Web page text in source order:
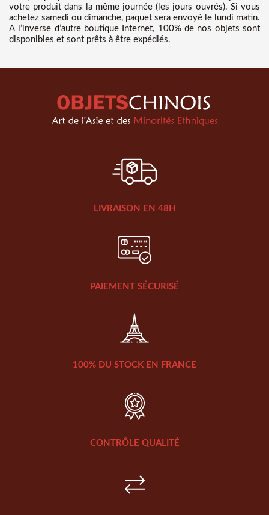
votre produit dans la même journée (les jours ouvrés). Si vous
achetez samedi ou dimanche, paquet sera envoyé le lundi matin.
A l’inverse d’autre boutique Internet, 100% de nos objets sont
disponibles et sont prêts à être expédiés.
LIVRAISON EN 48H
PAIEMENT SÉCURISÉ
100% DU STOCK EN FRANCE
CONTRÔLE QUALITÉ